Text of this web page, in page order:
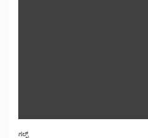
ಗಲ್ಫ್